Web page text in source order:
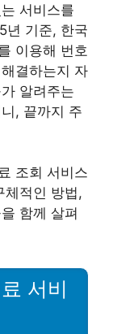
서비스를
년 기준, 한국
이용해 번호
결하는지 자
알려주는
, 끝까지 주
조회 서비스
체적인 방법,
함께 살펴
서비